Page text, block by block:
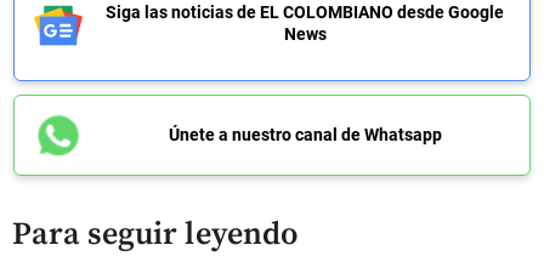
Siga las noticias de EL COLOMBIANO desde Google
News
Únete a nuestro canal de Whatsapp
Para seguir leyendo